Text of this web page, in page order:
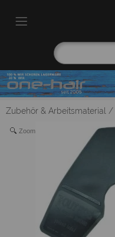
Zubehör & Arbeitsmaterial /
Zoom